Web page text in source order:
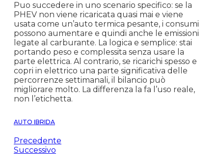
Puo succedere in uno scenario specifico: se la
PHEV non viene ricaricata quasi mai e viene
usata come un’auto termica pesante, i consumi
possono aumentare e quindi anche le emissioni
legate al carburante. La logica e semplice: stai
portando peso e complessita senza usare la
parte elettrica. Al contrario, se ricarichi spesso e
copri in elettrico una parte significativa delle
percorrenze settimanali, il bilancio può
migliorare molto. La differenza la fa l’uso reale,
non l’etichetta.
AUTO IBRIDA
Precedente
Successivo